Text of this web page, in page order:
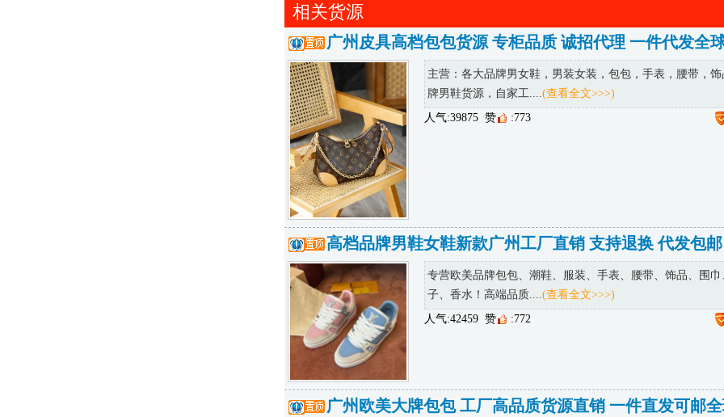
相关货源
广州皮具高档包包货源 专柜品质 诚招代理 一件代发全
主营：各大品牌男女鞋，男装女装，包包，手表，腰带，
牌男鞋货源，自家工.... (查看全文>>>)
人气:39875 赞 :773
高档品牌男鞋女鞋新款广州工厂直销 支持退换 代发包
专营欧美品牌包包、潮鞋、服装、手表、腰带、饰品、围
子、香水！高端品质.... (查看全文>>>)
人气:42459 赞 :772
广州欧美大牌包包 工厂高品质货源直销 一件直发可邮